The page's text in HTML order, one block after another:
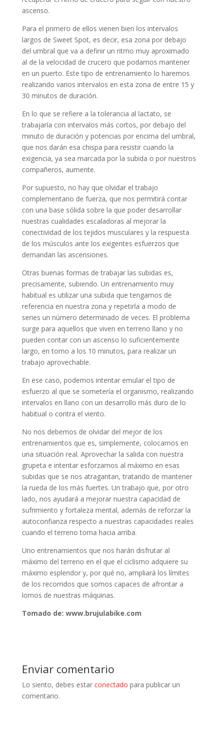
ascenso.
Para el primero de ellos vienen bien los intervalos
largos de Sweet Spot, es decir, esa zona por debajo
del umbral que va a definir un ritmo muy aproximado
al de la velocidad de crucero que podamos mantener
en un puerto. Este tipo de entrenamiento lo haremos
realizando varios intervalos en esta zona de entre 15 y
30 minutos de duración.
En lo que se refiere a la tolerancia al lactato, se
trabajaría con intervalos más cortos, por debajo del
minuto de duración y potencias por encima del umbral,
que nos darán esa chispa para resistir cuando la
exigencia, ya sea marcada por la subida o por nuestros
compañeros, aumente.
Por supuesto, no hay que olvidar el trabajo
complementario de fuerza, que nos permitirá contar
con una base sólida sobre la que poder desarrollar
nuestras cualidades escaladoras al mejorar la
conectividad de los tejidos musculares y la respuesta
de los músculos ante los exigentes esfuerzos que
demandan las ascensiones.
Otras buenas formas de trabajar las subidas es,
precisamente, subiendo. Un entrenamiento muy
habitual es utilizar una subida que tengamos de
referencia en nuestra zona y repetirla a modo de
series un número determinado de veces. El problema
surge para aquellos que viven en terreno llano y no
pueden contar con un ascenso lo suficientemente
largo, en torno a los 10 minutos, para realizar un
trabajo aprovechable.
En ese caso, podemos intentar emular el tipo de
esfuerzo al que se sometería el organismo, realizando
intervalos en llano con un desarrollo más duro de lo
habitual o contra el viento.
No nos debemos de olvidar del mejor de los
entrenamientos que es, simplemente, colocarnos en
una situación real. Aprovechar la salida con nuestra
grupeta e intentar esforzarnos al máximo en esas
subidas que se nos atragantan, tratando de mantener
la rueda de los más fuertes. Un trabajo que, por otro
lado, nos ayudará a mejorar nuestra capacidad de
sufrimiento y fortaleza mental, además de reforzar la
autoconfianza respecto a nuestras capacidades reales
cuando el terreno torna hacia arriba.
Uno entrenamientos que nos harán disfrutar al
máximo del terreno en el que el ciclismo adquiere su
máximo esplendor y, por qué no, ampliará los límites
de los recorridos que somos capaces de afrontar a
lomos de nuestras máquinas.
Tomado de: www.brujulabike.com
Enviar comentario
Lo siento, debes estar conectado para publicar un
comentario.